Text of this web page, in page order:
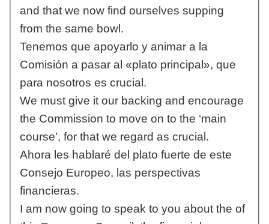
and that we now find ourselves supping
from the same bowl.
Tenemos que apoyarlo y animar a la
Comisión a pasar al «plato principal», que
para nosotros es crucial.
We must give it our backing and encourage
the Commission to move on to the ‘main
course’, for that we regard as crucial.
Ahora les hablaré del plato fuerte de este
Consejo Europeo, las perspectivas
financieras.
I am now going to speak to you about the of